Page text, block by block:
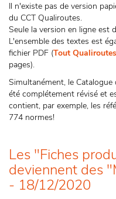
Il n'existe pas de version
du CCT Qualiroutes.
Seule la version en ligne est
L'ensemble des textes est
fichier PDF (Tout Qualiroutes
pages).
Simultanément, le
été complétement révisé et
contient, par exemple, les
774 normes!
Les "Fiches
deviennent des
- 18/12/2020